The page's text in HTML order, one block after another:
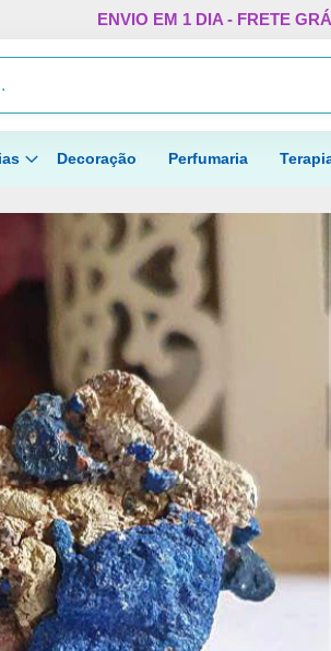
Pular
o
ENVIO EM 1 DIA - FRETE
Procurar
Decoração Perfumaria